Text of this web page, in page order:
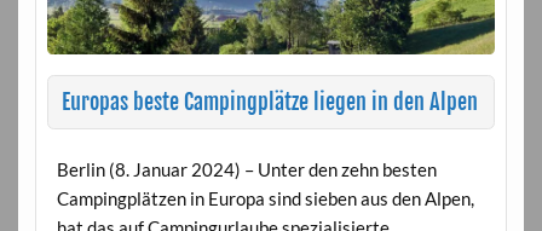
Europas beste Campingplätze liegen in den Alpen
Berlin (8. Januar 2024) – Unter den zehn besten
Campingplätzen in Europa sind sieben aus den Alpen,